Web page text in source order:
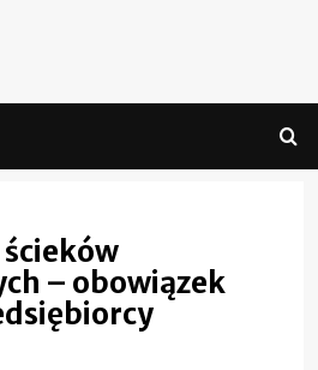
ścieków
– obowiązek